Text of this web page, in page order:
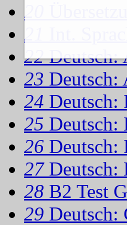
20
21
22Deutsch:
23 Deutsch:
24 Deutsch:
25 Deutsch:
26 Deutsch:
27 Deutsch:
28 B2 Test
29 Deutsch: